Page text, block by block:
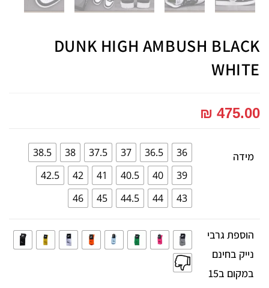
DUNK HIGH AMBUSH BLACK
WHITE
₪ 475.00
מידה 36
36.5
37
37.5
38
38.5
39
40
40.5
41
42
42.5
43
44
44.5
45
46
הוספת גרבי
נייק בחינם
במקום ב15